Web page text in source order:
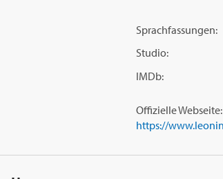
Sprachfassungen:
Studio:
IMDb:
Offizielle Webseite: